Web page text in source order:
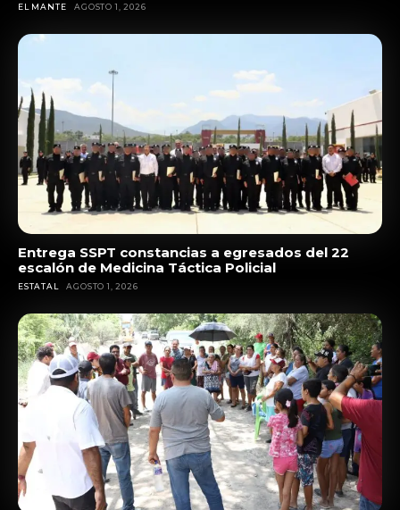
EL MANTE AGOSTO 1, 2026
Entrega SSPT constancias a egresados del 22
escalón de Medicina Táctica Policial
ESTATAL AGOSTO 1, 2026